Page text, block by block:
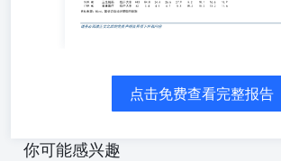
和OS均成功达到终点。Guardant旗下
批准，进一步拓宽肿瘤基因检测的应
《2026ASCO年会摘要总结——关注
药企业2026Q1业绩回顾——MNC在
2025年报&2026一季报总结——创新
点击免费查看完整报告
你可能感兴趣